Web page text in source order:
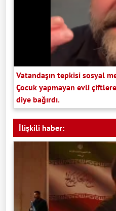
Vatandaşın tepkisi sosyal
Çocuk yapmayan evli
diye bağırdı.
İlişkili haber: